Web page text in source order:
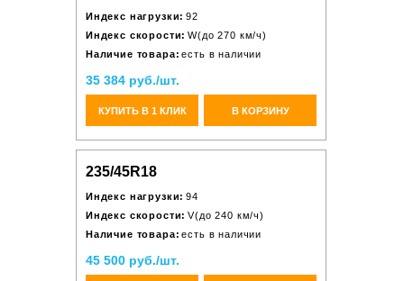
Индекс нагрузки: 92
Индекс скорости: W(до 270 км/ч)
Наличие товара: есть в наличии
35 384 руб./шт.
КУПИТЬ В 1 КЛИК В КОРЗИНУ
235/45R18
Индекс нагрузки: 94
Индекс скорости: V(до 240 км/ч)
Наличие товара: есть в наличии
45 500 руб./шт.